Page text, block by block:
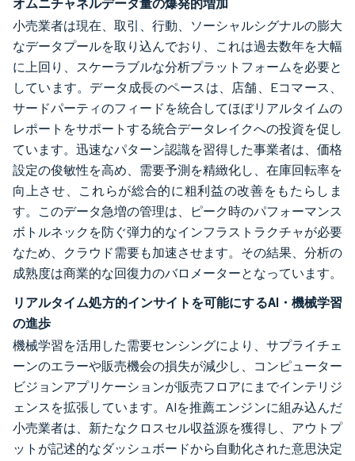
オムニチャネルデータ量の爆発的増加
小売業者は現在、取引、行動、ソーシャルシグナルの膨大
なデータプールを取り込んでおり、これは過去数年を大幅
に上回り、スケーラブルな分析プラットフォームを必要と
しています。データ成長のペースは、店舗、Eコマース、
サードパーティのフィードを統合してほぼリアルタイムの
レポートをサポートする統合データレイクへの投資を促し
ています。迅速なパターン認識を習得した事業者は、価格
設定の俊敏性を高め、需要予測を精緻化し、在庫回転率を
向上させ、これらが総合的に粗利益の改善をもたらしま
す。このデータ急増の管理は、ピーク時のパフォーマンス
ボトルネックを防ぐ弾力的なインフラストラクチャが必要
なため、クラウド需要も加速させます。その結果、分析の
成熟度は商業的な回復力のバロメーターとなっています。
リアルタイム処方的インサイトを可能にするAI・機械学習
の進歩
機械学習を活用した需要センシングにより、サプライチェ
ーンのエラーや販売機会の損失が減少し、コンピューター
ビジョンアプリケーションが販売フロアにまでインテリジ
ェンスを拡張しています。AIを推薦エンジンに組み込んだ
小売業者は、新たなクロスセル収益源を獲得し、アウトプ
ットが記述的なダッシュボードから自動化された意思決定